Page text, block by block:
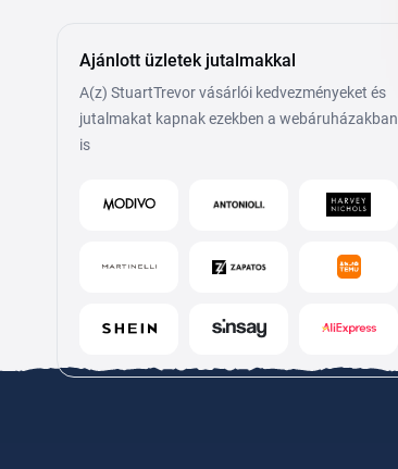
Ajánlott üzletek jutalmakkal
A(z) StuartTrevor vásárlói kedvezményeket és
jutalmakat kapnak ezekben a webáruházakban
is